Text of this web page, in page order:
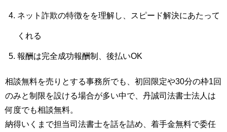
ネット詐欺の特徴をを理解し、スピード解決にあたって
くれる
報酬は完全成功報酬制、後払いOK
相談無料を売りとする事務所でも、初回限定や30分の枠1回
のみと制限を設ける場合が多い中で、丹誠司法書士法人は
何度でも相談無料。
納得いくまで担当司法書士を話を詰め、着手金無料で委任